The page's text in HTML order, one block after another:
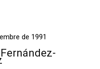
de 1991